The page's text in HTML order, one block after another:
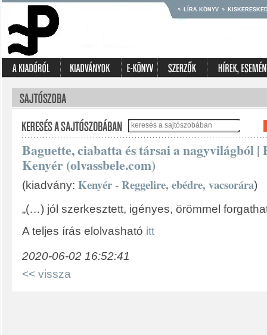
LÍRA KÖNYV
Baguette, ciabatta és társai a nagyvilágból
Kenyér (olvassbele.com)
(kiadvány: Kenyér - Reggelire, ebédre, vacsorára)
„(…) jól szerkesztett, igényes, örömmel
A teljes írás elolvasható itt
2020-06-02 16:52:41
<< vissza